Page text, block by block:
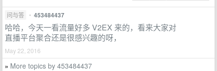
问与答 • 453484437
哈哈，今天一看流量好多 V2EX 来的，看来大家对
直播平台聚合还是很感兴趣的呀，
May 22, 2016
» More topics by 453484437